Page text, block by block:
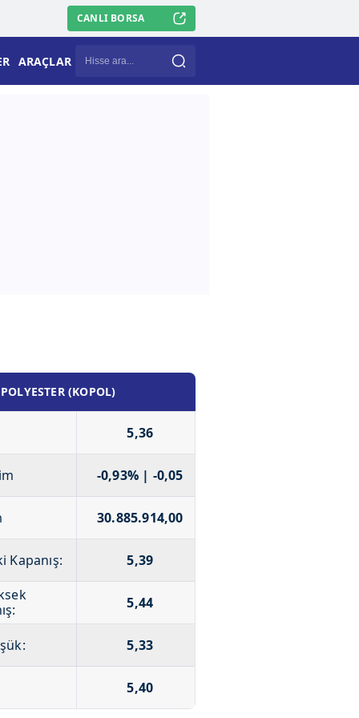
CANLI BORSA
ARAÇLAR
(KOPOL)
5,36
-0,93% | -0,05
30.885.914,00
Kapanış:
5,39
5,44
5,33
5,40